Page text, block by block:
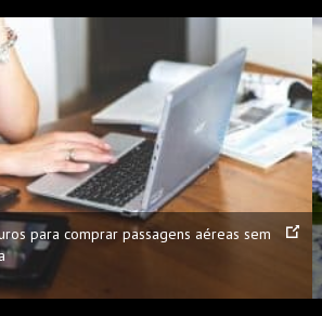
para comprar passagens aéreas sem